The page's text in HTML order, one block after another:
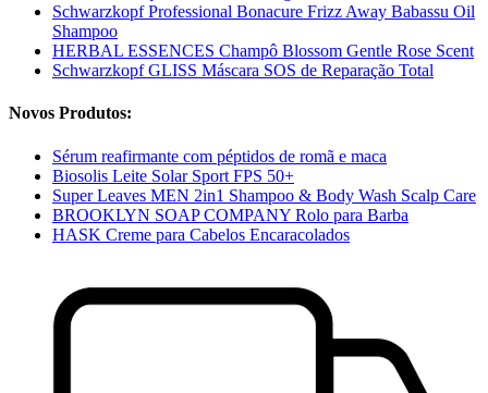
Schwarzkopf Professional Bonacure Frizz Away Babassu Oil
Shampoo
HERBAL ESSENCES Champô Blossom Gentle Rose Scent
Schwarzkopf GLISS Máscara SOS de Reparação Total
Novos Produtos:
Sérum reafirmante com péptidos de romã e maca
Biosolis Leite Solar Sport FPS 50+
Super Leaves MEN 2in1 Shampoo & Body Wash Scalp Care
BROOKLYN SOAP COMPANY Rolo para Barba
HASK Creme para Cabelos Encaracolados